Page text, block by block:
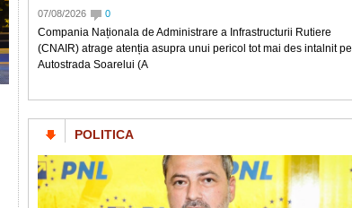
07/08/2026 0
Compania Naționala de Administrare a Infrastructurii Rutiere
(CNAIR) atrage atenția asupra unui pericol tot mai des intalnit pe
Autostrada Soarelui (A
POLITICA